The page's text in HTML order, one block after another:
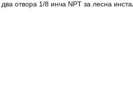
отвора 1/8 инча NPT за лесна